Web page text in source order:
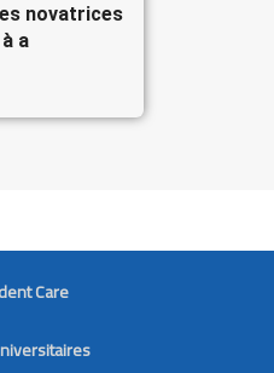
novatrices
a
FOOTER
Care